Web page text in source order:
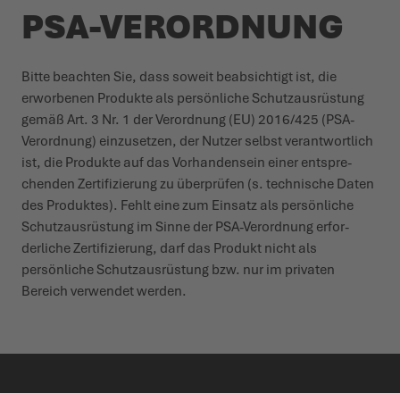
PSA-VERORDNUNG
Bitte beachten Sie, dass soweit beab­sichtigt ist, die
erworbenen Produkte als persönliche Schutz­aus­rüstung
gemäß Art. 3 Nr. 1 der Verordnung (EU) 2016/425 (PSA-
Verordnung) einzu­setzen, der Nutzer selbst verant­wortlich
ist, die Produkte auf das Vorhan­densein einer entspre­
chenden Zerti­fi­zierung zu über­prüfen (s. tech­nische Daten
des Produktes). Fehlt eine zum Einsatz als persönliche
Schutz­aus­rüstung im Sinne der PSA-Verordnung erfor­
derliche Zerti­fi­zierung, darf das Produkt nicht als
persönliche Schutz­aus­rüstung bzw. nur im privaten
Bereich verwendet werden.